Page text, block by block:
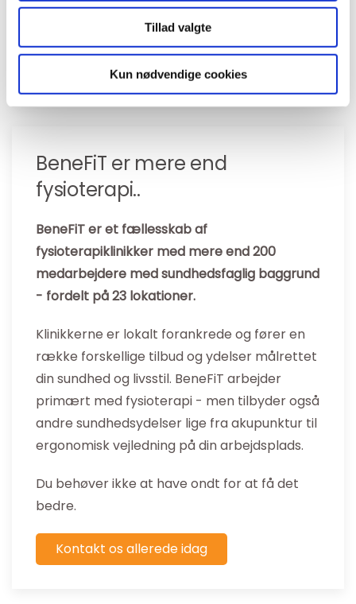
Tillad valgte
Kun nødvendige cookies
Fysioterapeuter og andet autoriseret
BeneFiT er mere end
fysioterapi..
BeneFiT er et fællesskab af
fysioterapiklinikker med mere end 200
medarbejdere med sundhedsfaglig baggrund
- fordelt på 23 lokationer.
Klinikkerne er lokalt forankrede og fører en
række forskellige tilbud og ydelser målrettet
din sundhed og livsstil. BeneFiT arbejder
primært med fysioterapi - men tilbyder også
andre sundhedsydelser lige fra akupunktur til
ergonomisk vejledning på din arbejdsplads.
Du behøver ikke at have ondt for at få det
bedre.
Kontakt os allerede idag